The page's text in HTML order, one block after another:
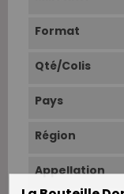
Format
Qté/Colis
Pays
Région
Appellation